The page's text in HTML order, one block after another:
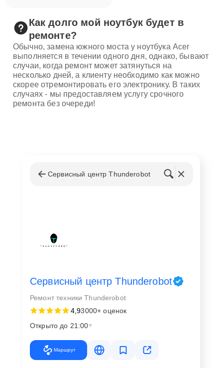
Как долго мой ноутбук будет в
ремонте?
Обычно, замена южного моста у ноутбука Acer
выполняется в течении одного дня, однако, бывают
случаи, когда ремонт может затянуться на
несколько дней, а клиенту необходимо как можно
скорее отремонтировать его электронику. В таких
случаях - мы предоставляем услугу срочного
ремонта без очереди!
Сервисный центр Thunderobot
Сервисный центр Thunderobot
Ремонт техники Thunderobot
4,93000+ оценок
Открыто до 21:00
Маршрут